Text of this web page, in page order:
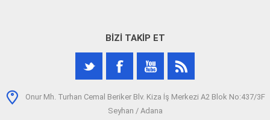
BIZI TAKIP ET
Onur Mh. Turhan Cemal Beriker Blv. Kiza İş Merkezi A2 Blok No:437/3F
Seyhan / Adana